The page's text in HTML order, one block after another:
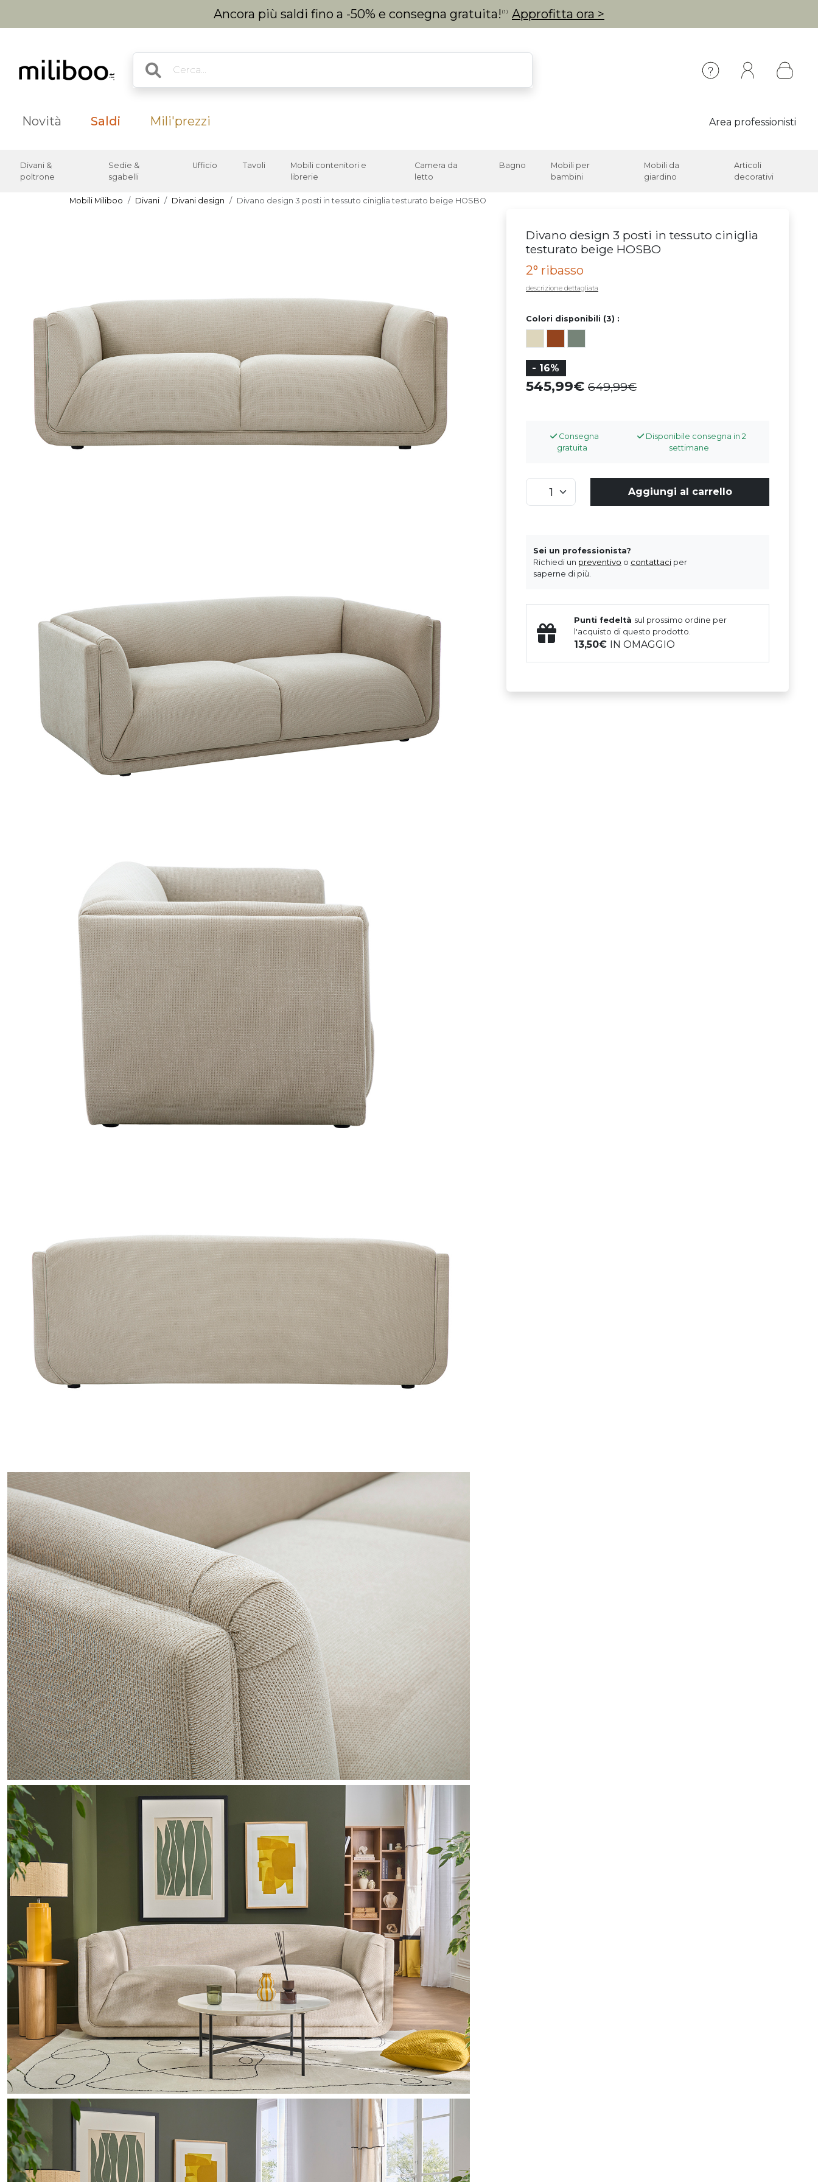
Ancora più saldi fino a -50% e consegna gratuita! (1) Approfitta ora >
Novità Saldi Mili'prezzi Area professionisti
Divani &
poltrone
Sedie &
sgabelli
Ufficio Tavoli
Mobili contenitori e
librerie
Camera da
letto
Bagno
Mobili per
bambini
Mobili da
giardino
Articoli
decorativi
Mobili Miliboo Divani Divani design Divano design 3 posti in tessuto ciniglia testurato beige HOSBO
Divano design 3 posti in tessuto ciniglia
testurato beige HOSBO
2° ribasso
descrizione dettagliata
Colori disponibili (3) :
- 16%
545,99 649,99
Consegna
gratuita
Disponibile consegna in 2
settimane
Aggiungi al carrello
Sei un professionista?
Richiedi un preventivo o contattaci per
saperne di più.
Punti fedeltà sul prossimo ordine per
l'acquisto di questo prodotto.
13,50 IN OMAGGIO